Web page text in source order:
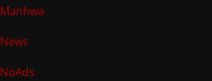
Manhwa
News
NoAds